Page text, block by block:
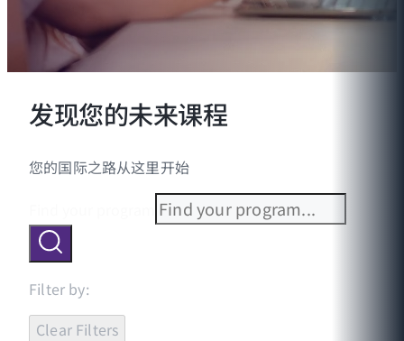
发现您的未来课程
您的国际之路从这里开始
Filter by:
Clear Filters